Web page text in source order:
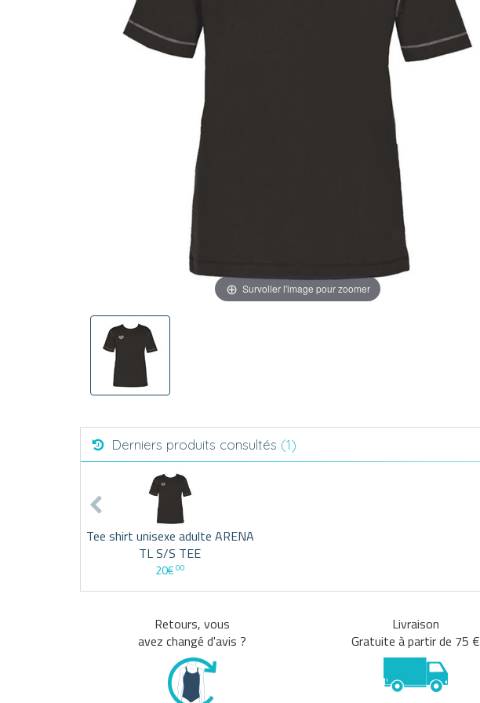
Survoller l'image pour zoomer
Derniers produits consultés (1)
Tee shirt unisexe adulte ARENA
TL S/S TEE
20€ 00
Retours, vous
avez changé d'avis ?
Livraison
Gratuite à partir de 75 €